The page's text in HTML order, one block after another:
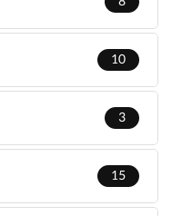
10
3
15